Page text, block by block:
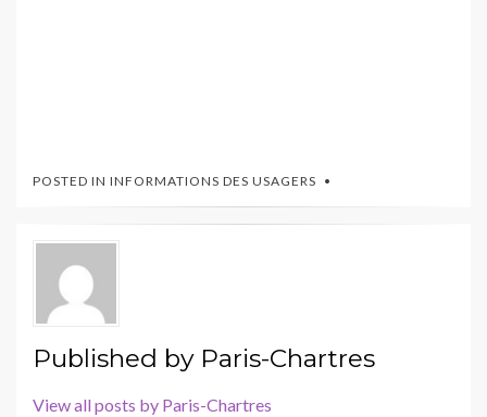
POSTED IN INFORMATIONS DES USAGERS
Published by Paris-Chartres
View all posts by Paris-Chartres